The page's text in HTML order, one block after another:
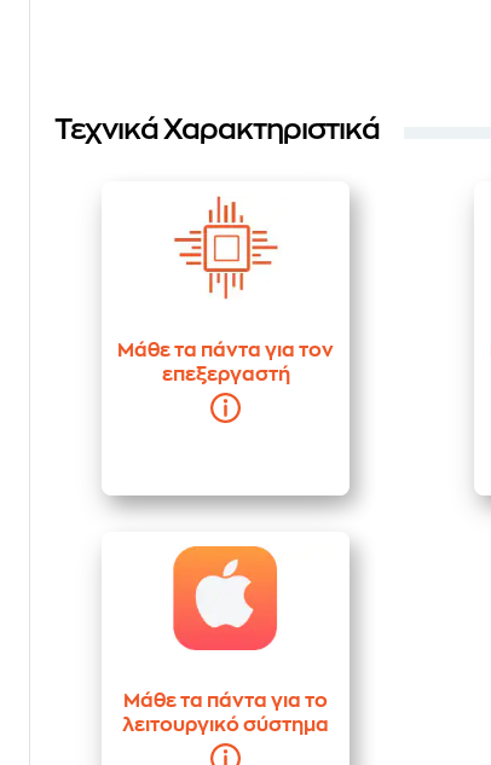
Τεχνικά Χαρακτηριστικά
Μάθε τα πάντα για τον
επεξεργαστή
Μάθε τα πάντα για το
λειτουργικό σύστημα